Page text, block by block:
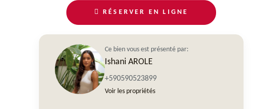
RÉSERVER EN LIGNE
Ce bien vous est présenté par:
Ishani AROLE
+590590523899
Voir les propriétés